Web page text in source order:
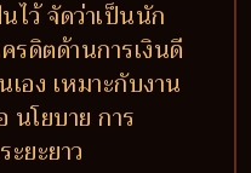
ไว้ จัดว่าเป็นนัก
ดิตด้านการเงินดี
อง เหมาะกับงาน
โยบาย การ
ยะยาว